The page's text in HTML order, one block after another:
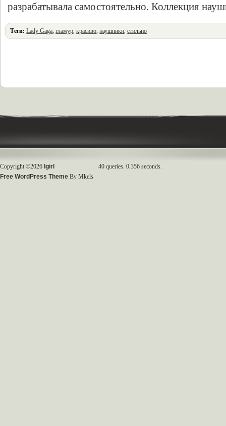
разрабатывала самостоятельно. Коллекция
Теги: Lady Gaga,гламур,красиво,наушники,стильно
Copyright ©2026 Igirl
Free WordPress Theme By Mkels
40 queries. 0.356 seconds.